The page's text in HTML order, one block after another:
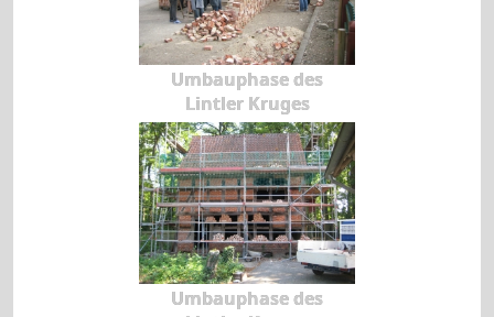
Umbauphase des
Lintler Kruges
Umbauphase des